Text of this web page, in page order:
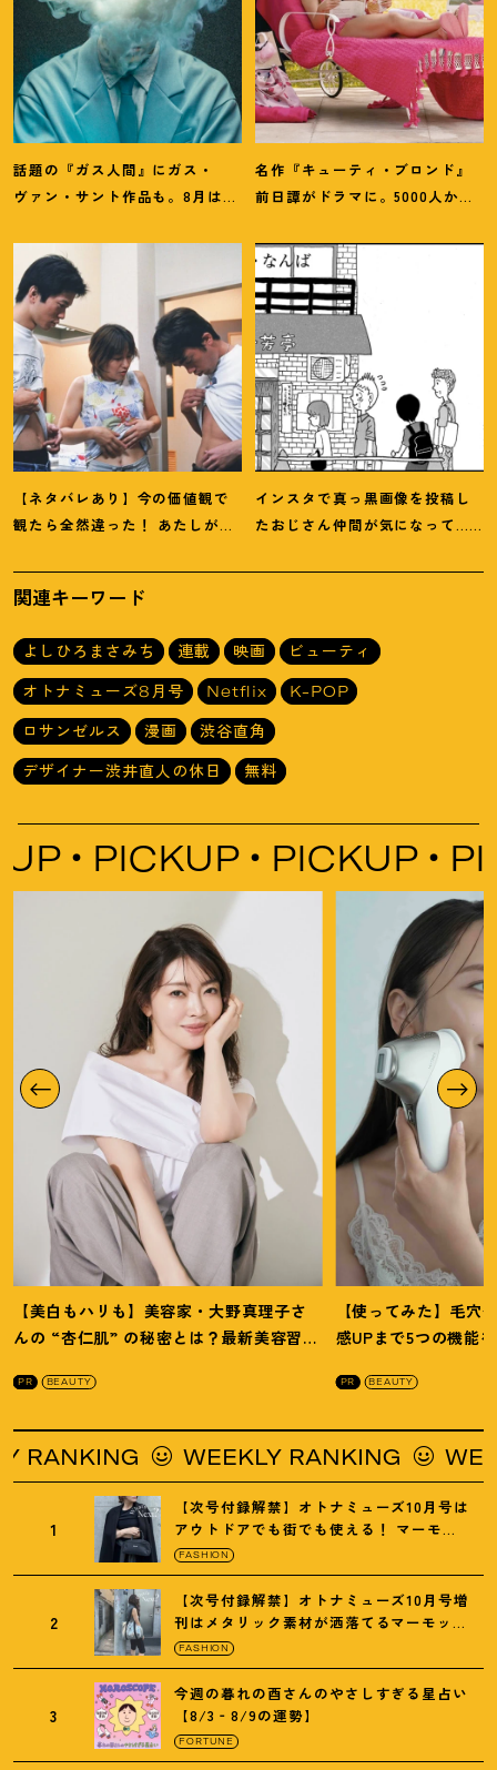
話題の『ガス人間』にガス・
ヴァン・サント作品も。8月は
せない！
名作『キューティ・ブロンド』
前日譚がドラマに。5000人から
タビュー
【ネタバレあり】今の価値観で
観たら全然違った ！ あたしが救
ター版
インスタで真っ黒画像を投稿し
たおじさん仲間が気になって…
の休日
関連キーワード
よしひろまさみち 連載 映画
ビューティ
オトナミューズ8月号
Netflix
K-POP
ロサンゼルス
漫画
渋谷直角
デザイナー渋井直人の休日
無料
PICKUP PICKUP
【美白もハリも】美容家・大野真理子さ
んの “杏仁肌” の秘密とは ？ 最新美容習慣
PR BEAUTY
【使ってみた】毛穴
感UPまで5つの機能
PR BEAUTY
WEEKLY RANKING WEEKLY
1
【次号付録解禁】オトナミューズ10月号は
アウトドアでも街でも使える ！ マーモッ
トの黒ショルダー
FASHION
2
【次号付録解禁】オトナミューズ10月号増
刊はメタリック素材が洒落てるマーモット
の保冷バッグ
FASHION
3
今週の暮れの酉さんのやさしすぎる星占い
【8/3‐8/9の運勢】
FORTUNE